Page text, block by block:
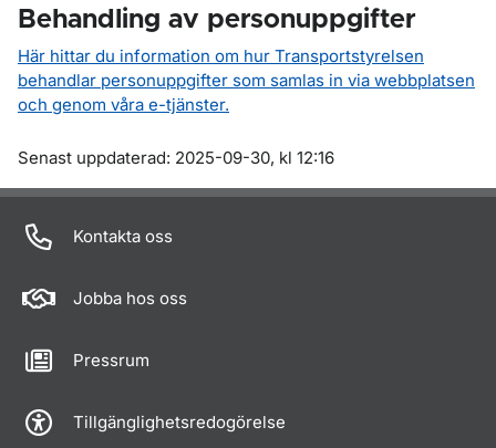
Behandling av personuppgifter
Här hittar du information om hur Transportstyrelsen
behandlar personuppgifter som samlas in via webbplatsen
och genom våra e-tjänster.
Om sidan
Senast uppdaterad: 2025-09-30, kl 12:16
Kontakta oss
Jobba hos oss
Pressrum
Tillgänglighetsredogörelse